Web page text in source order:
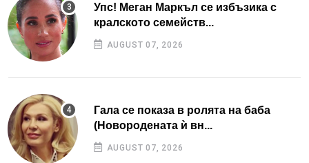
Упс! Меган Маркъл се избъзика с
кралското семейств...
AUGUST 07, 2026
Гала се показа в ролята на баба
(Новородената ѝ вн...
AUGUST 07, 2026